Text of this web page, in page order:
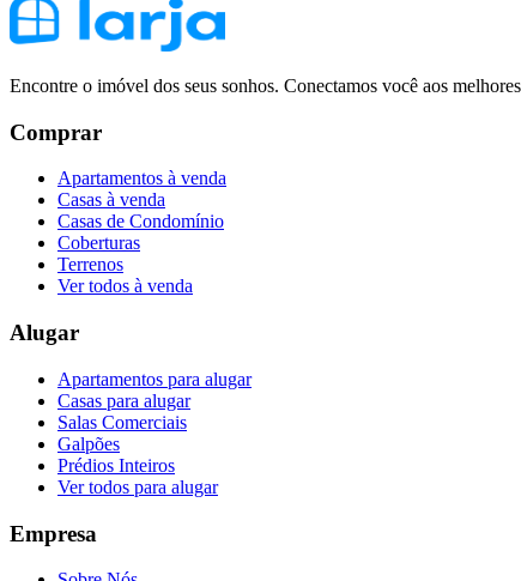
Encontre o imóvel dos seus sonhos. Conectamos você aos
Comprar
Apartamentos à venda
Casas à venda
Casas de Condomínio
Coberturas
Terrenos
Ver todos à venda
Alugar
Apartamentos para alugar
Casas para alugar
Salas Comerciais
Galpões
Prédios Inteiros
Ver todos para alugar
Empresa